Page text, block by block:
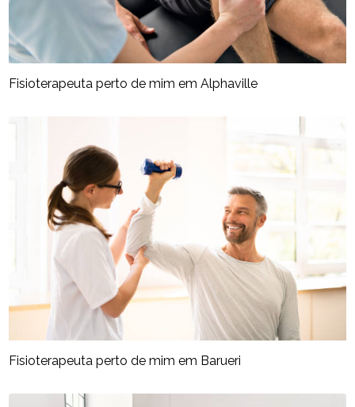
Fisioterapeuta perto de mim​ em Alphaville
Fisioterapeuta perto de mim​ em Barueri